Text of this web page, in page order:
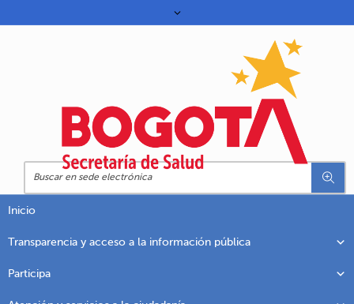
Inicio
Transparencia y acceso a la información pública
Participa